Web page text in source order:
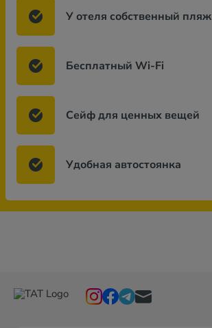
У отеля собственный пляж
Бесплатный Wi-Fi
Сейф для ценных вещей
Удобная автостоянка